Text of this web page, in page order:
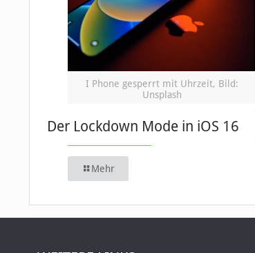
I Phone gesperrt mit Uhrzeit, Bild:
Unsplash
Der Lockdown Mode in iOS 16
Mehr